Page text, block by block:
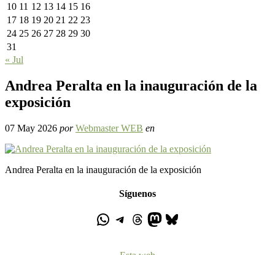
10 11 12 13 14 15 16
17 18 19 20 21 22 23
24 25 26 27 28 29 30
31
« Jul
Andrea Peralta en la inauguración de la
exposición
07 May 2026 por Webmaster WEB en
Andrea Peralta en la inauguración de la exposición
Síguenos